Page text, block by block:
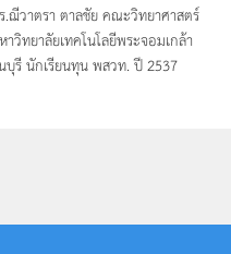
.ฌีวาตรา ตาลชัย คณะวิทยาศาสตร์
าวิทยาลัยเทคโนโลยีพระจอมเกล้า
บุรี นักเรียนทุน พสวท. ปี 2537